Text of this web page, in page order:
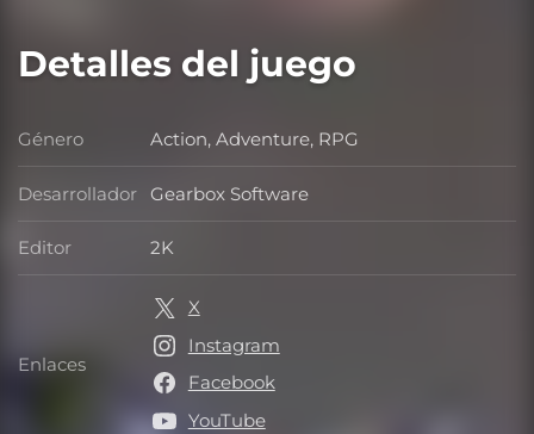
Detalles del juego
Género Género
Action, Adventure, RPG
Desarrollador Desarrollador
Gearbox Software
Editor Editor
2K
Enlaces Enlaces
X
Instagram
Facebook
YouTube